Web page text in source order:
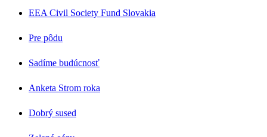
EEA Civil Society Fund Slovakia
Pre pôdu
Sadíme budúcnosť
Anketa Strom roka
Dobrý sused